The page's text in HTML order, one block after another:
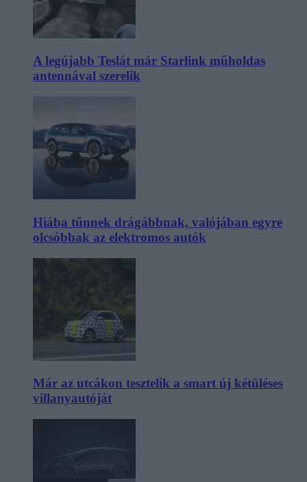
A legújabb Teslát már Starlink műholdas
antennával szerelik
Hiába tűnnek drágábbnak, valójában egyre
olcsóbbak az elektromos autók
Már az utcákon tesztelik a smart új kétüléses
villanyautóját